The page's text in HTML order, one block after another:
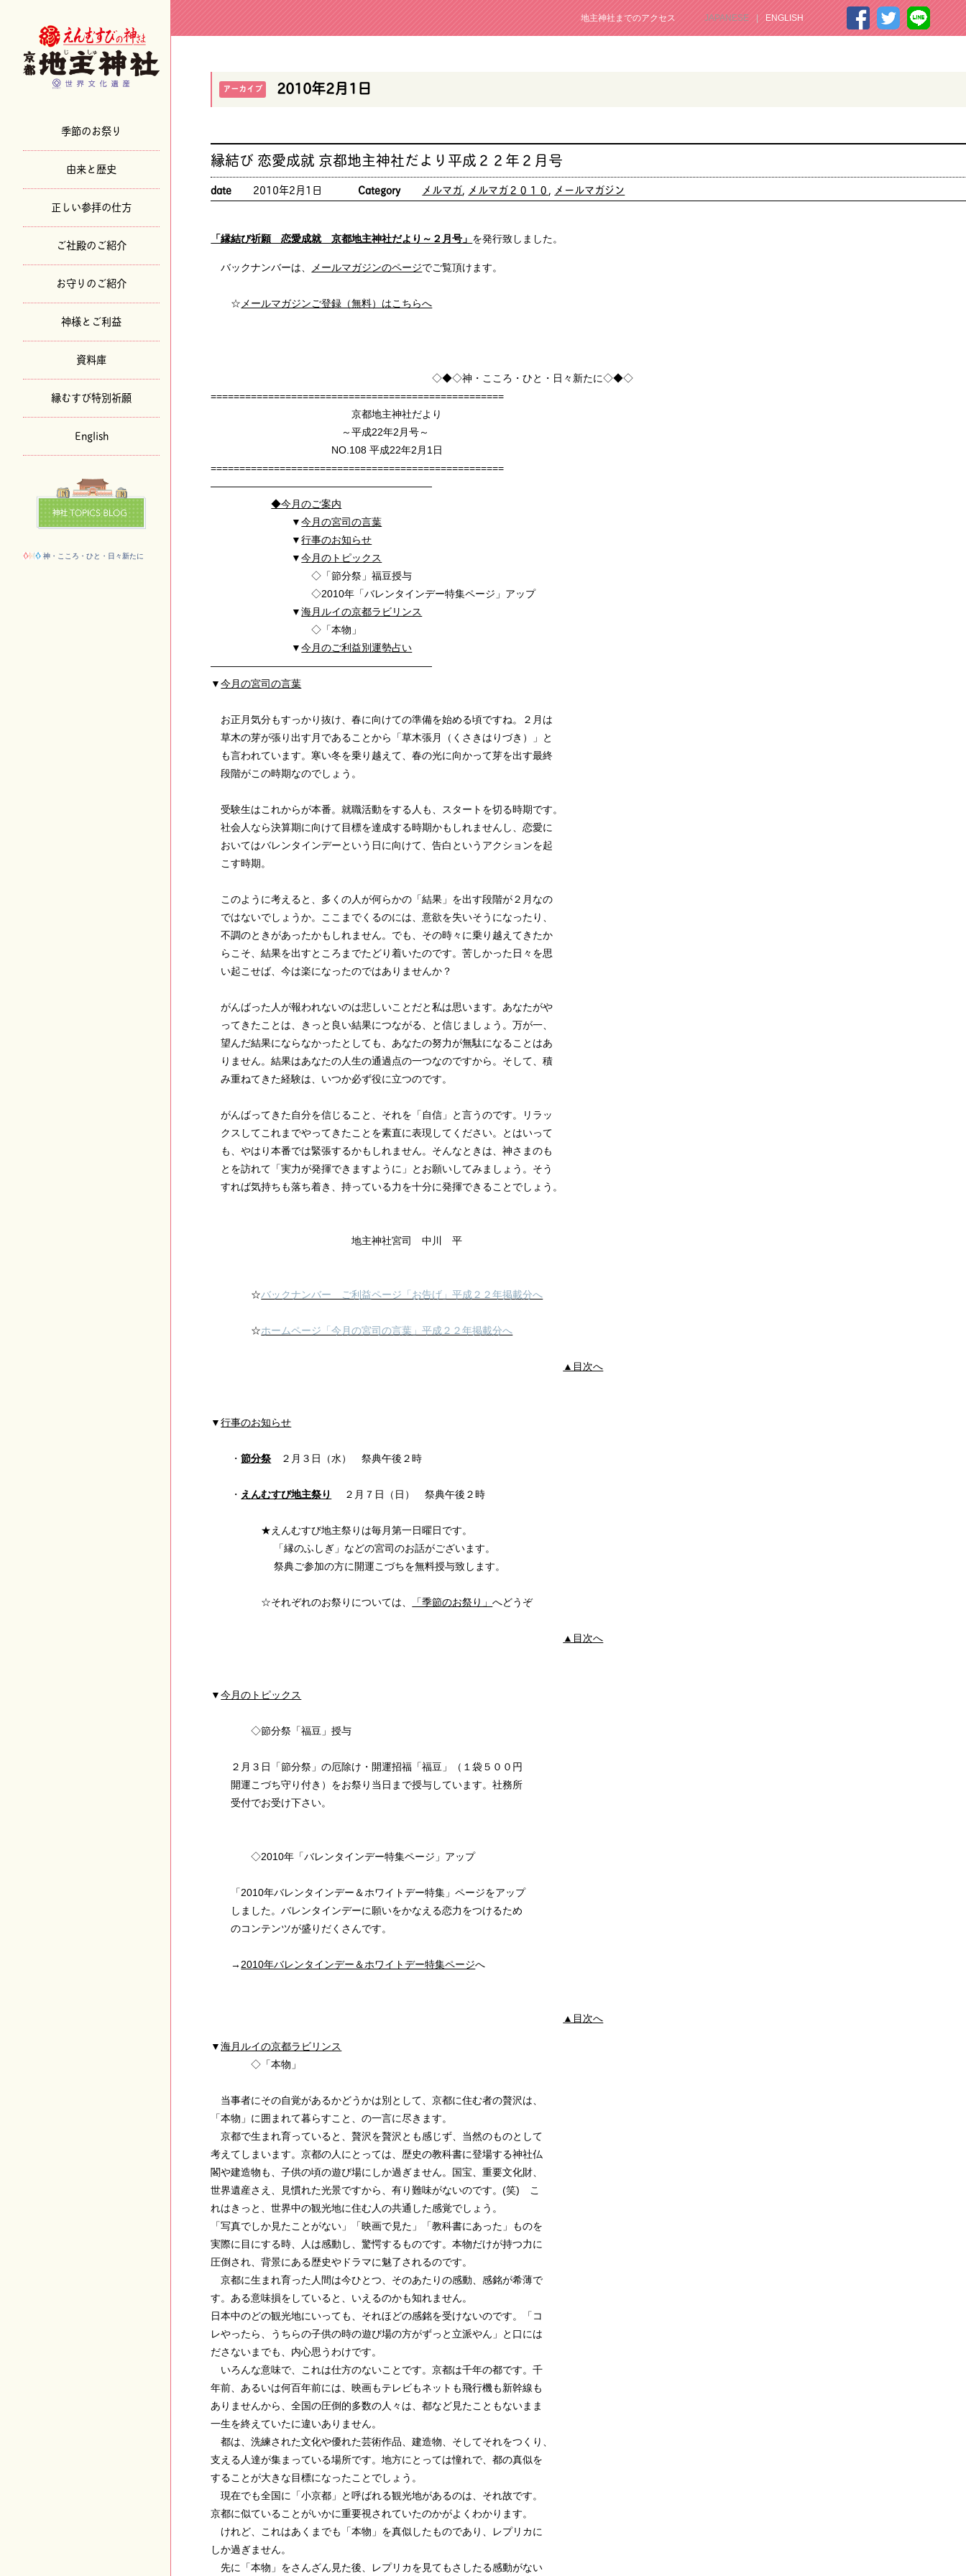
季節のお祭り
由来と歴史
正しい参拝の仕方
ご社殿のご紹介
お守りのご紹介
神様とご利益
資料庫
縁むすび特別祈願
English
神・こころ・ひと・日々新たに
地主神社までのアクセス JAPANESE ENGLISH
アーカイブ 2010年2月1日
縁結び 恋愛成就 京都地主神社だより平成２２年２月号
date 2010年2月1日 Category メルマガ, メルマガ２０１０, メールマガジン
「縁結び祈願 恋愛成就 京都地主神社だより～２月号」 を発行致しました。
バックナンバーは、 メールマガジンのページでご覧頂けます。
☆ メールマガジンご登録（無料）はこちらへ
◇◆◇神・こころ・ひと・日々新たに◇◆◇
===================================================
京都地主神社だより
～平成22年2月号～
NO.108 平成22年2月1日
===================================================
——————————————————————
◆今月のご案内
▼今月の宮司の言葉
▼行事のお知らせ
▼今月のトピックス
◇「節分祭」福豆授与
◇2010年「バレンタインデー特集ページ」アップ
▼海月ルイの京都ラビリンス
◇「本物」
▼今月のご利益別運勢占い
——————————————————————
▼今月の宮司の言葉
お正月気分もすっかり抜け、春に向けての準備を始める頃ですね。２月は
草木の芽が張り出す月であることから「草木張月（くさきはりづき）」と
も言われています。寒い冬を乗り越えて、春の光に向かって芽を出す最終
段階がこの時期なのでしょう。
受験生はこれからが本番。就職活動をする人も、スタートを切る時期です。
社会人なら決算期に向けて目標を達成する時期かもしれませんし、恋愛に
おいてはバレンタインデーという日に向けて、告白というアクションを起
こす時期。
このように考えると、多くの人が何らかの「結果」を出す段階が２月なの
ではないでしょうか。ここまでくるのには、意欲を失いそうになったり、
不調のときがあったかもしれません。でも、その時々に乗り越えてきたか
らこそ、結果を出すところまでたどり着いたのです。苦しかった日々を思
い起こせば、今は楽になったのではありませんか？
がんばった人が報われないのは悲しいことだと私は思います。あなたがや
ってきたことは、きっと良い結果につながる、と信じましょう。万が一、
望んだ結果にならなかったとしても、あなたの努力が無駄になることはあ
りません。結果はあなたの人生の通過点の一つなのですから。そして、積
み重ねてきた経験は、いつか必ず役に立つのです。
がんばってきた自分を信じること、それを「自信」と言うのです。リラッ
クスしてこれまでやってきたことを素直に表現してください。とはいって
も、やはり本番では緊張するかもしれません。そんなときは、神さまのも
とを訪れて「実力が発揮できますように」とお願いしてみましょう。そう
すれば気持ちも落ち着き、持っている力を十分に発揮できることでしょう。
地主神社宮司 中川 平
☆バックナンバー ご利益ページ「お告げ」平成２２年掲載分へ
☆ホームページ「今月の宮司の言葉」平成２２年掲載分へ
▲目次へ
▼行事のお知らせ
・節分祭２月３日（水） 祭典午後２時
・ えんむすび地主祭り ２月７日（日） 祭典午後２時
★えんむすび地主祭りは毎月第一日曜日です。
「縁のふしぎ」などの宮司のお話がございます。
祭典ご参加の方に開運こづちを無料授与致します。
☆それぞれのお祭りについては、 「季節のお祭り」へどうぞ
▲目次へ
▼今月のトピックス
◇節分祭「福豆」授与
２月３日「節分祭」の厄除け・開運招福「福豆」（１袋５００円
開運こづち守り付き）をお祭り当日まで授与しています。社務所
受付でお受け下さい。
◇2010年「バレンタインデー特集ページ」アップ
「2010年バレンタインデー＆ホワイトデー特集」ページをアップ
しました。バレンタインデーに願いをかなえる恋力をつけるため
のコンテンツが盛りだくさんです。
→ 2010年バレンタインデー＆ホワイトデー特集ページへ
▲目次へ
▼海月ルイの京都ラビリンス
◇「本物」
当事者にその自覚があるかどうかは別として、京都に住む者の贅沢は、
「本物」に囲まれて暮らすこと、の一言に尽きます。
京都で生まれ育っていると、贅沢を贅沢とも感じず、当然のものとして
考えてしまいます。京都の人にとっては、歴史の教科書に登場する神社仏
閣や建造物も、子供の頃の遊び場にしか過ぎません。国宝、重要文化財、
世界遺産さえ、見慣れた光景ですから、有り難味がないのです。(笑) こ
れはきっと、世界中の観光地に住む人の共通した感覚でしょう。
「写真でしか見たことがない」「映画で見た」「教科書にあった」ものを
実際に目にする時、人は感動し、驚愕するものです。本物だけが持つ力に
圧倒され、背景にある歴史やドラマに魅了されるのです。
京都に生まれ育った人間は今ひとつ、そのあたりの感動、感銘が希薄で
す。ある意味損をしていると、いえるのかも知れません。
日本中のどの観光地にいっても、それほどの感銘を受けないのです。「コ
レやったら、うちらの子供の時の遊び場の方がずっと立派やん」と口には
ださないまでも、内心思うわけです。
いろんな意味で、これは仕方のないことです。京都は千年の都です。千
年前、あるいは何百年前には、映画もテレビもネットも飛行機も新幹線も
ありませんから、全国の圧倒的多数の人々は、都など見たこともないまま
一生を終えていたに違いありません。
都は、洗練された文化や優れた芸術作品、建造物、そしてそれをつくり、
支える人達が集まっている場所です。地方にとっては憧れで、都の真似を
することが大きな目標になったことでしょう。
現在でも全国に「小京都」と呼ばれる観光地があるのは、それ故です。
京都に似ていることがいかに重要視されていたのかがよくわかります。
けれど、これはあくまでも「本物」を真似したものであり、レプリカに
しか過ぎません。
先に「本物」をさんざん見た後、レプリカを見てもさしたる感動がない